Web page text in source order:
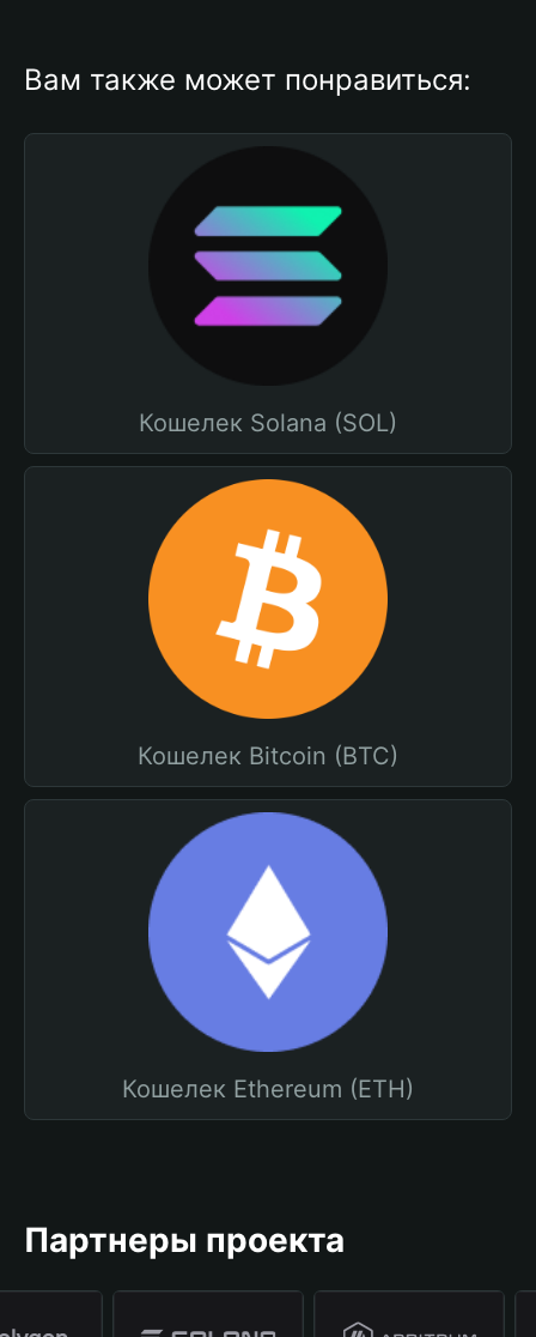
Вам также может понравиться:
Кошелек Solana (SOL)
Кошелек Bitcoin (BTC)
Кошелек Ethereum (ETH)
Партнеры проекта